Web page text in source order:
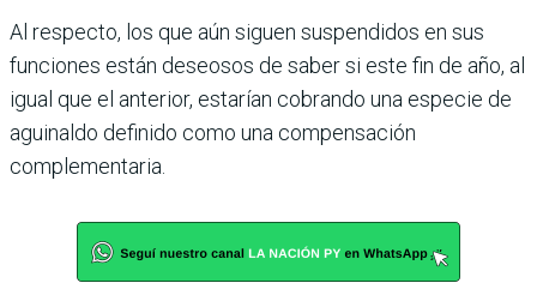
Al respecto, los que aún siguen suspendidos en sus
funciones están deseosos de saber si este fin de año, al
igual que el anterior, estarían cobrando una especie de
aguinaldo definido como una compensación
complementaria.